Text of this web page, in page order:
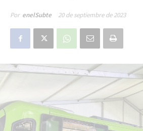
Por enelSubte 20 de septiembre de 2023